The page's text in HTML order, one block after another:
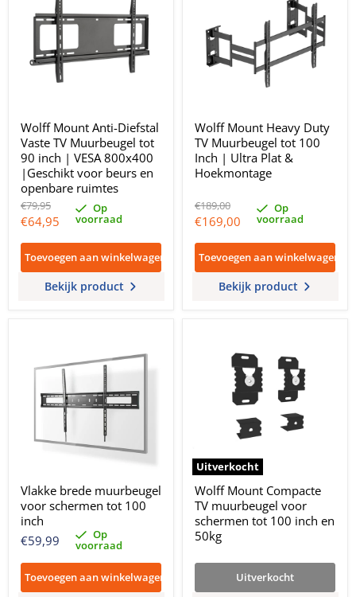
Wolff Mount Anti-Diefstal
Vaste TV Muurbeugel tot
90 inch | VESA 800x400
|Geschikt voor beurs en
openbare ruimtes
Oorspronkelijke
prijs
€79,95
Huidige
€64,95
Op
voorraad
Toevoegen aan winkelwagen
Bekijk product
Wolff Mount Heavy Duty
TV Muurbeugel tot 100
Inch | Ultra Plat &
Hoekmontage
Oorspronkelijke
prijs
€189,00
Huidige
€169,00
Op
voorraad
Toevoegen aan winkelwagen
Bekijk product
Vlakke brede muurbeugel
voor schermen tot 100
inch
€59,99
Op
voorraad
Toevoegen aan winkelwagen
Uitverkocht
Wolff Mount Compacte
TV muurbeugel voor
schermen tot 100 inch en
50kg
Uitverkocht